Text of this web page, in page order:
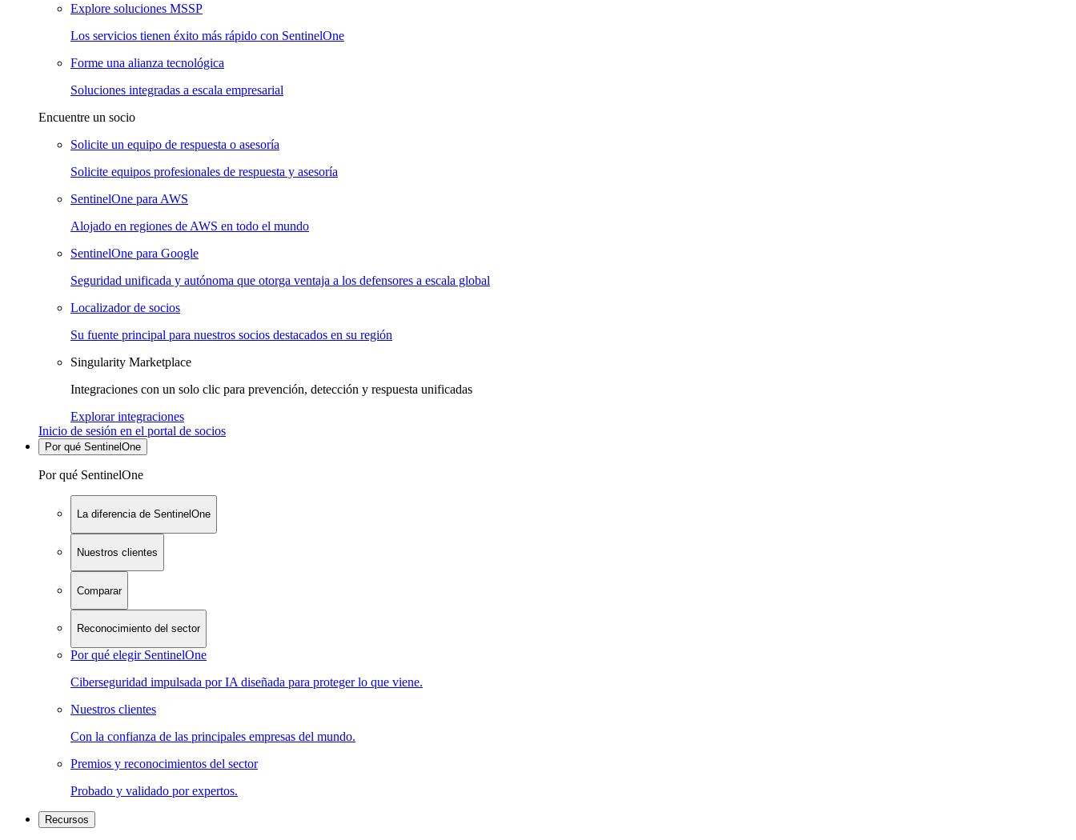
Explore soluciones MSSP
Los servicios tienen éxito más rápido con SentinelOne
Forme una alianza tecnológica
Soluciones integradas a escala empresarial
Encuentre un socio
Solicite un equipo de respuesta o asesoría
Solicite equipos profesionales de respuesta y asesoría
SentinelOne para AWS
Alojado en regiones de AWS en todo el mundo
SentinelOne para Google
Seguridad unificada y autónoma que otorga ventaja a los defensores a escala global
Localizador de socios
Su fuente principal para nuestros socios destacados en su región
Singularity Marketplace
Integraciones con un solo clic para prevención, detección y respuesta unificadas
Explorar integraciones
Inicio de sesión en el portal de socios
Por qué SentinelOne
Por qué SentinelOne
La diferencia de SentinelOne
Nuestros clientes
Comparar
Reconocimiento del sector
Por qué elegir SentinelOne
Ciberseguridad impulsada por IA diseñada para proteger lo que viene.
Nuestros clientes
Con la confianza de las principales empresas del mundo.
Premios y reconocimientos del sector
Probado y validado por expertos.
Recursos